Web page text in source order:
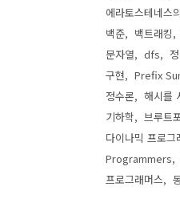
에라토스테네스
백준
백트래킹
문자열
dfs
구현
Prefix
정수론
해시를
기하학
브루트
다이나믹 프로그
Programmers
프로그래머스